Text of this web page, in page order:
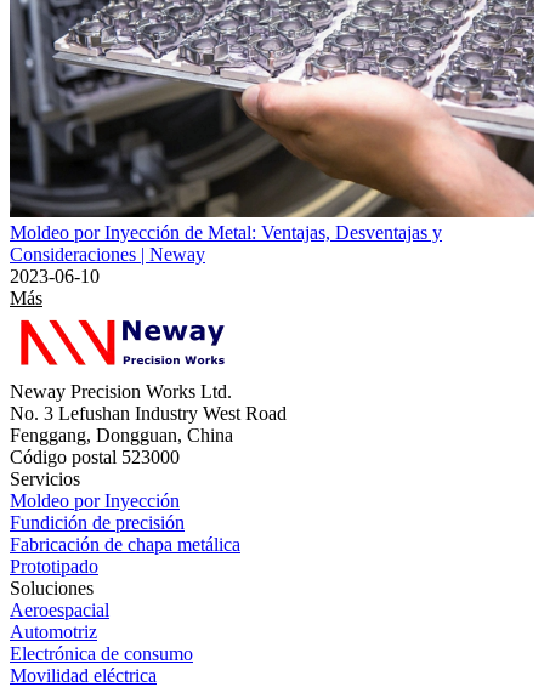
Moldeo por Inyección de Metal: Ventajas, Desventajas y
Consideraciones | Neway
2023-06-10
Más
Neway Precision Works Ltd.
No. 3 Lefushan Industry West Road
Fenggang, Dongguan, China
Código postal 523000
Servicios
Moldeo por Inyección
Fundición de precisión
Fabricación de chapa metálica
Prototipado
Soluciones
Aeroespacial
Automotriz
Electrónica de consumo
Movilidad eléctrica